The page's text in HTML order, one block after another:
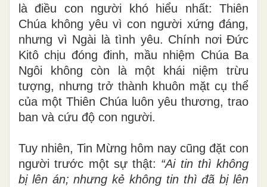
là điều con người khó hiểu nhất: Thiên
Chúa không yêu vì con người xứng đáng,
nhưng vì Ngài là tình yêu. Chính nơi Đức
Kitô chịu đóng đinh, mầu nhiệm Chúa Ba
Ngôi không còn là một khái niệm trừu
tượng, nhưng trở thành khuôn mặt cụ thể
của một Thiên Chúa luôn yêu thương, trao
ban và cứu độ con người.
Tuy nhiên, Tin Mừng hôm nay cũng đặt con
người trước một sự thật: “Ai tin thì không
bị lên án; nhưng kẻ không tin thì đã bị lên